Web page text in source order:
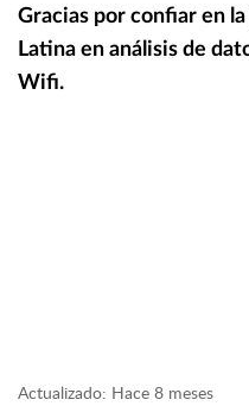
Gracias por confiar en l
Latina en análisis de
Wifi.
Actualizado: Hace 8 meses